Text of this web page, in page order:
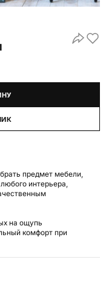
предмет мебели,
интерьера,
на ощупь
комфорт при